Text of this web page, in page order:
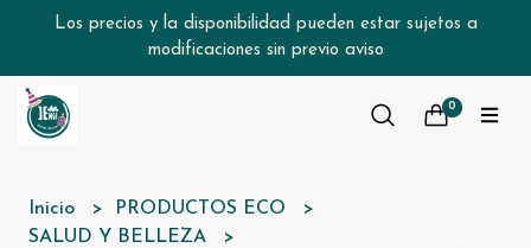
Los precios y la disponibilidad pueden estar sujetos a
modificaciones sin previo aviso
0
Inicio
PRODUCTOS ECO
SALUD Y BELLEZA